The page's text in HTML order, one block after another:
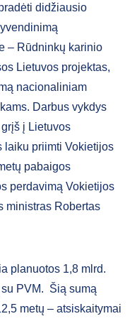
didžiausio
– Rūdninkų karinio
Lietuvos projektas,
nacionaliniam
Darbus vykdys
į Lietuvos
laiku priimti Vokietijos
pabaigos
perdavimą Vokietijos
ministras Robertas
planuotos 1,8 mlrd.
PVM. Šią sumą
metų – atsiskaitymai